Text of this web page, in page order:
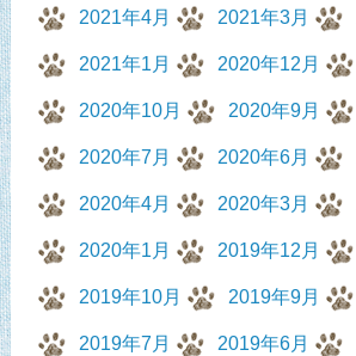
2021年4月 2021年3月
2021年1月 2020年12月
2020年10月 2020年9月
2020年7月 2020年6月
2020年4月 2020年3月
2020年1月 2019年12月
2019年10月 2019年9月
2019年7月 2019年6月